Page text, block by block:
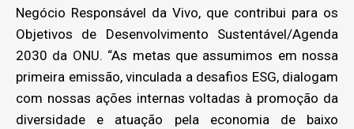
Negócio Responsável da Vivo, que contribui para os
Objetivos de Desenvolvimento Sustentável/Agenda
2030 da ONU. “As metas que assumimos em nossa
primeira emissão, vinculada a desafios ESG, dialogam
com nossas ações internas voltadas à promoção da
diversidade e atuação pela economia de baixo